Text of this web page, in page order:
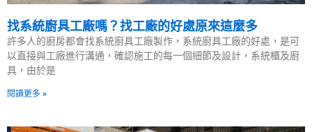
找系統廚具工廠嗎？找工廠的好處原來這麼多
許多人的廚房都會找系統廚具工廠製作，系統廚具工廠的好處，是可
以直接與工廠進行溝通，確認施工的每一個細節及設計，系統櫃及廚
具，由於是
閱讀更多 »